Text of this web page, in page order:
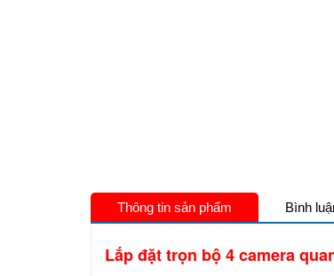
Thông tin sản phẩm Bình
Lắp đặt trọn bộ 4 camera